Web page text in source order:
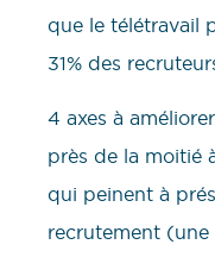
que le télétravail
31% des
4 axes à
près de la moitié
qui peinent à
recrutement